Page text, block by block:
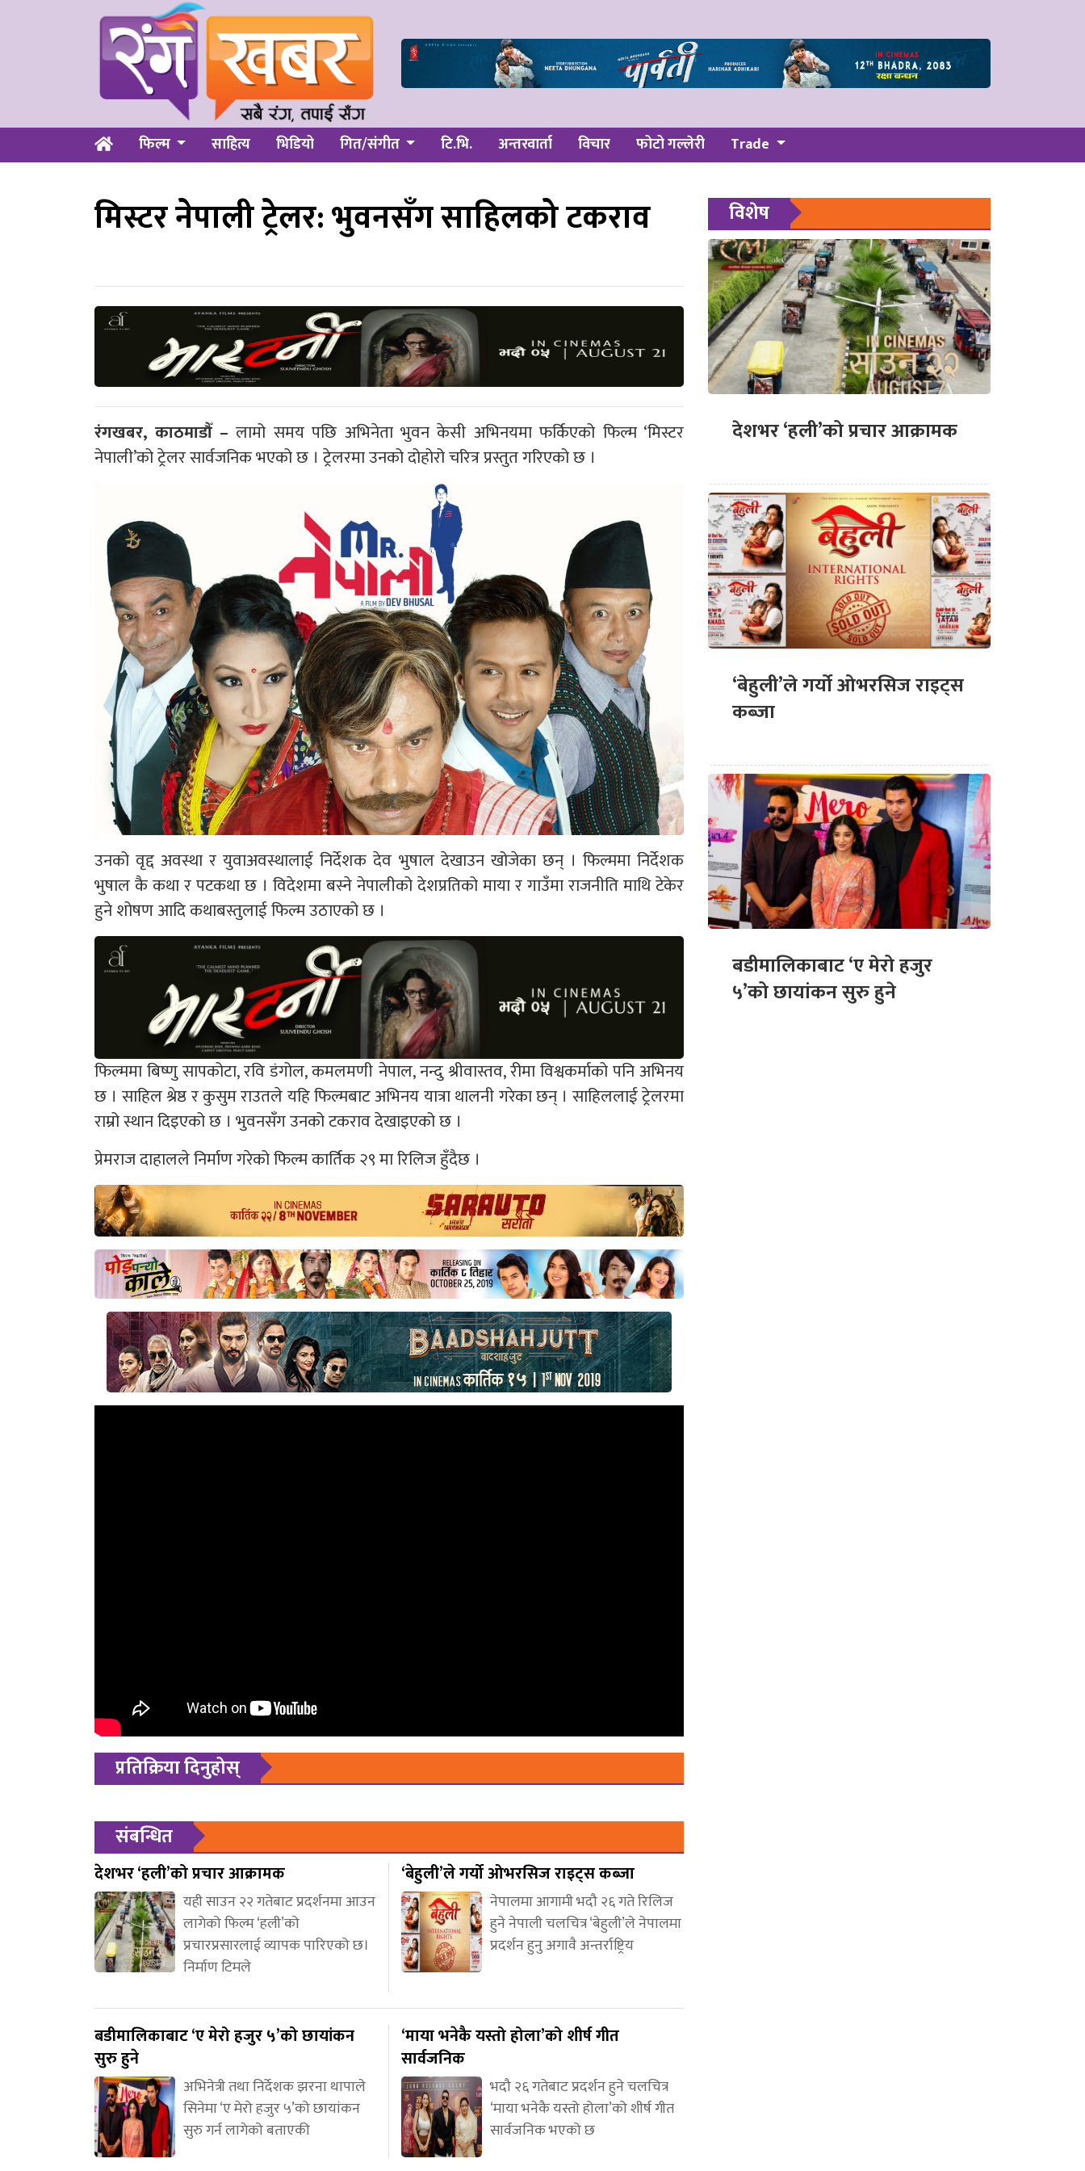
फिल्म साहित्य भिडियो गित/संगीत टि.भि. अन्तरवार्ता विचार फोटो गल्लेरी Trade
मिस्टर नेपाली ट्रेलर: भुवनसँग साहिलको टकराव
रंगखबर, काठमाडौँ – लामो समय पछि अभिनेता भुवन केसी अभिनयमा फर्किएको फिल्म ‘मिस्टर
नेपाली’को ट्रेलर सार्वजनिक भएको छ । ट्रेलरमा उनको दोहोरो चरित्र प्रस्तुत गरिएको छ ।
उनको वृद्द अवस्था र युवाअवस्थालाई निर्देशक देव भुषाल देखाउन खोजेका छन् । फिल्ममा निर्देशक
भुषाल कै कथा र पटकथा छ । विदेशमा बस्ने नेपालीको देशप्रतिको माया र गाउँमा राजनीति माथि टेकेर
हुने शोषण आदि कथाबस्तुलाई फिल्म उठाएको छ ।
फिल्ममा बिष्णु सापकोटा, रवि डंगोल, कमलमणी नेपाल, नन्दु श्रीवास्तव, रीमा विश्वकर्माको पनि अभिनय
छ । साहिल श्रेष्ठ र कुसुम राउतले यहि फिल्मबाट अभिनय यात्रा थालनी गरेका छन् । साहिललाई ट्रेलरमा
राम्रो स्थान दिइएको छ । भुवनसँग उनको टकराव देखाइएको छ ।
प्रेमराज दाहालले निर्माण गरेको फिल्म कार्तिक २९ मा रिलिज हुँदैछ ।
प्रतिक्रिया दिनुहोस्
संबन्धित
देशभर ‘हली’को प्रचार आक्रामक
यही साउन २२ गतेबाट प्रदर्शनमा आउन
लागेको फिल्म ‘हली’को
प्रचारप्रसारलाई व्यापक पारिएको छ।
निर्माण टिमले
‘बेहुली’ले गर्यो ओभरसिज राइट्स कब्जा
नेपालमा आगामी भदौ २६ गते रिलिज
हुने नेपाली चलचित्र ‘बेहुली’ले नेपालमा
प्रदर्शन हुनु अगावै अन्तर्राष्ट्रिय
बडीमालिकाबाट ‘ए मेरो हजुर ५’को छायांकन
सुरु हुने
अभिनेत्री तथा निर्देशक झरना थापाले
सिनेमा ‘ए मेरो हजुर ५’को छायांकन
सुरु गर्न लागेको बताएकी
‘माया भनेकै यस्तो होला’को शीर्ष गीत
सार्वजनिक
भदौ २६ गतेबाट प्रदर्शन हुने चलचित्र
‘माया भनेकै यस्तो होला’को शीर्ष गीत
सार्वजनिक भएको छ
विशेष
देशभर ‘हली’को प्रचार आक्रामक
‘बेहुली’ले गर्यो ओभरसिज राइट्स
कब्जा
बडीमालिकाबाट ‘ए मेरो हजुर
५’को छायांकन सुरु हुने